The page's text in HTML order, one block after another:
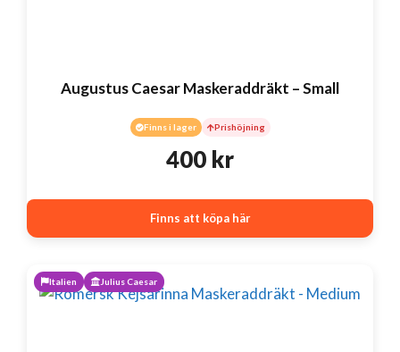
Augustus Caesar Maskeraddräkt – Small
Finns i lager Prishöjning
400 kr
Finns att köpa här
Italien Julius Caesar